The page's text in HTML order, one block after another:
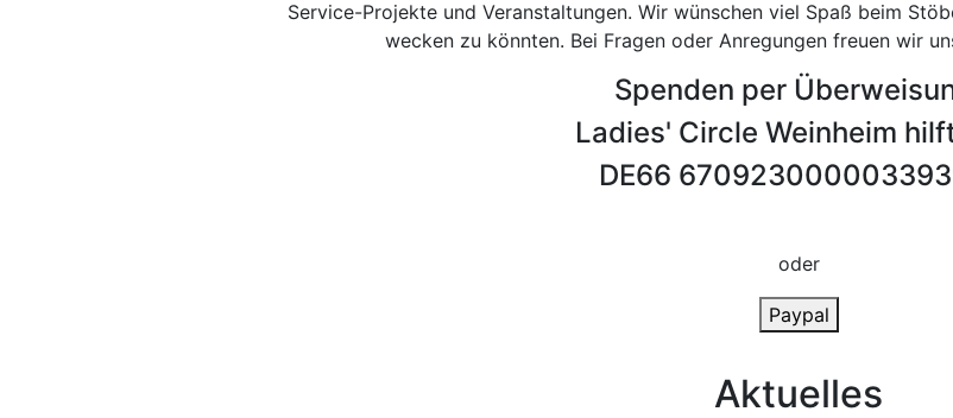
Service-Projekte und Veranstaltungen. Wir wünschen viel Spaß beim
wecken zu könnten. Bei Fragen oder Anregungen freuen wir
Spenden per
Ladies' Circle Weinheim
DE66
oder
Paypal
Aktuelles